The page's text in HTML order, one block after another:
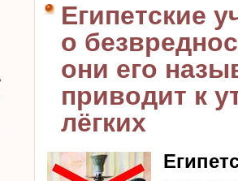
Египетские
о
они его
приводит к
лёгких